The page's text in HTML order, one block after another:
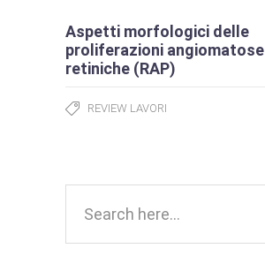
Aspetti morfologici delle
proliferazioni angiomatose
retiniche (RAP)
REVIEW LAVORI